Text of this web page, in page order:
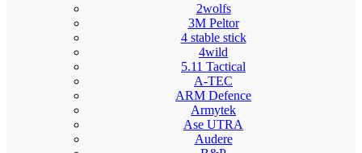
2wolfs
3M Peltor
4 stable stick
4wild
5.11 Tactical
A-TEC
ARM Defence
Armytek
Ase UTRA
Audere